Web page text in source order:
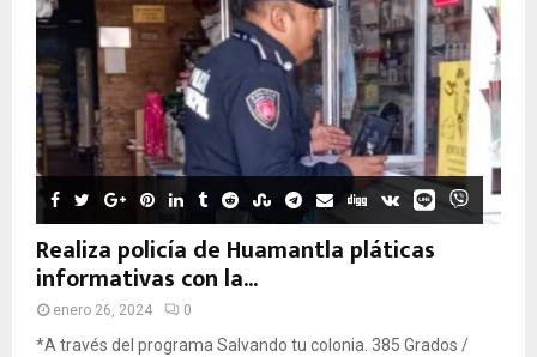
Realiza policía de Huamantla pláticas
informativas con la...
enero 26, 2024 0
*A través del programa Salvando tu colonia. 385 Grados /